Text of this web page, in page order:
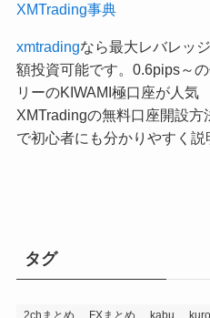
XMTrading事典
xmtradingなら最大レバレッ
額投資可能です。0.6pips～
リーのKIWAMI極口座が人気
XMTradingの無料口座開設方
で初心者にも分かりやすく説
タグ
2chまとめ FXまとめ kabu kuro